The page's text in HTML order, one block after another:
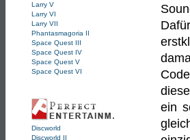
Larry V
Larry VI
Larry VII
Phantasmagoria II
Space Quest III
Space Quest IV
Space Quest V
Space Quest VI
Discworld
Discworld II
ein